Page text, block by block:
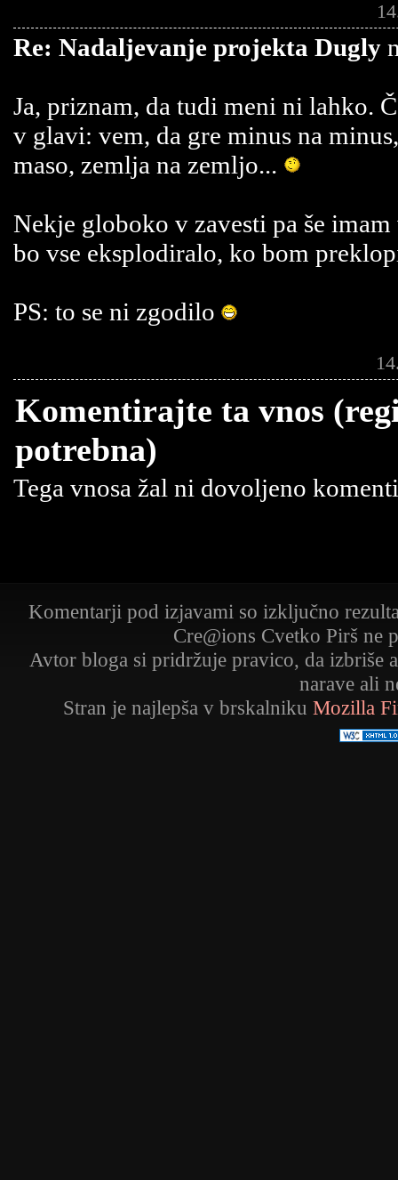
Re: Nadaljevanje projekta Dugly
Ja, priznam, da tudi meni ni lahko.
v glavi: vem, da gre minus na
maso, zemlja na zemljo...
Nekje globoko v zavesti pa še imam
bo vse eksplodiralo, ko bom
PS: to se ni zgodilo
Komentirajte ta vnos
potrebna)
Tega vnosa žal ni dovoljeno
Komentarji pod izjavami so izključno
Cre@ions Cvetko Pirš ne
Avtor bloga si pridržuje pravico, da izbriše
narave ali
Stran je najlepša v brskalniku Mozilla